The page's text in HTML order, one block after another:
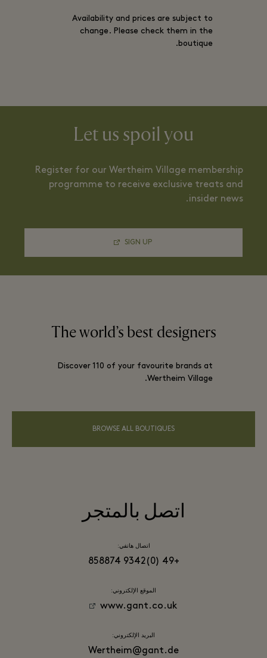
Availability and prices are subject to
change. Please check them in the
boutique.
Let us spoil you
Register for our Wertheim Village membership
programme to receive exclusive treats and
insider news.
SIGN UP
The world’s best designers
Discover 110 of your favourite brands at
Wertheim Village.
BROWSE ALL BOUTIQUES
اتصل بالمتجر
اتصال هاتفي:
+49 (0)9342 858874
الموقع الإلكتروني:
www.gant.co.uk
البريد الإلكتروني:
Wertheim@gant.de